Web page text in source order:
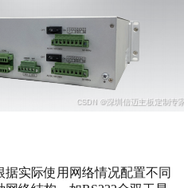
据实际使用网络情况配置不同